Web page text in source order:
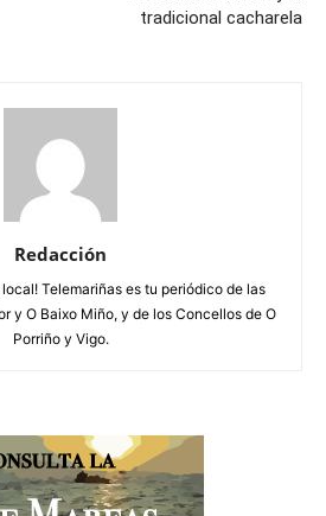
tradicional cacharela
Redacción
local! Telemariñas es tu periódico de las
y O Baixo Miño, y de los Concellos de O
Porriño y Vigo.